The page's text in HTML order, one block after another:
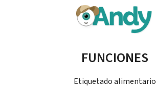
FUNCIONES
Etiquetado alimentario